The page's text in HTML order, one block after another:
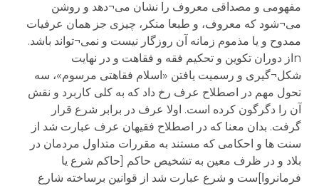
مفهومی و مصداقی معروف را نشان می¬دهد و روشن
می¬شود که معروف، و طبعا منکر، چیزی جز همان عرفیات
ممدوح و یا مذموم زمانه آن روزگار نیست و نمی¬تواند باشد.
nاز دوران تکوین و تحکیم فقه و فقاهت و در نهایت
شکل¬گیری و رسمیت یافتن «اسلام فقاهتی مرسوم»، سه
تحول مهم در اصطلاح عرف رخ داد که به کلی کاربرد و نقش
آن را دگرگون کرده است. اولا عرف در برابر شرع قرار
گرفت. بدان معنا که در اصطلاح فقیهان عرف عبارت شد از
سنت ها و احکامی که مستند به مقررات متداول مردمان در
بلاد و در ظرف معین به تشخیص حاکم [حاکم شرع یا
فرمانروا]ست و شرع عبارت شد از قوانین برساخته شارع